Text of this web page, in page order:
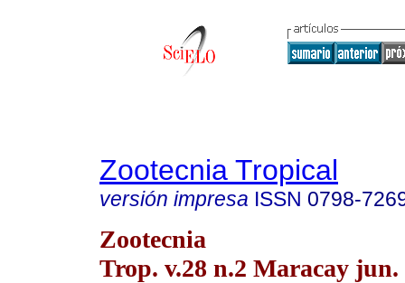
Zootecnia Tropical
versión impresa ISSN 0798-
Zootecnia
Trop. v.28 n.2 Maracay jun.